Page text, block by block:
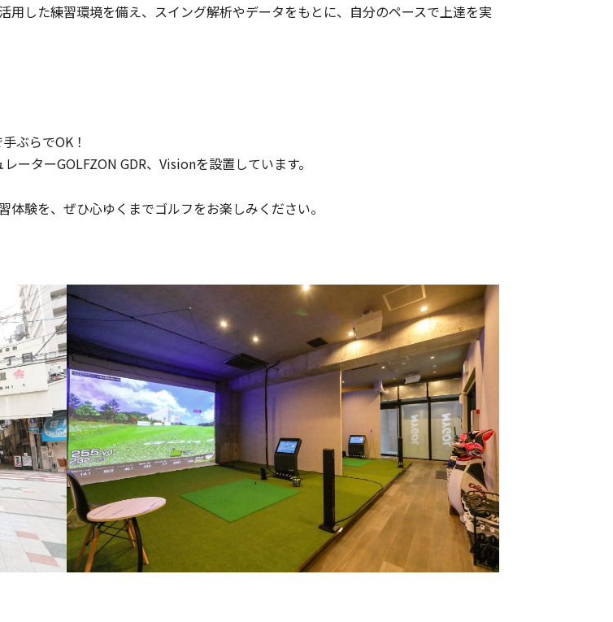
した練習環境を備え、スイング解析やデータをもとに、自分のペースで上達を実
ぶらでOK！
ターGOLFZON GDR、Visionを設置しています。
験を、ぜひ心ゆくまでゴルフをお楽しみください。